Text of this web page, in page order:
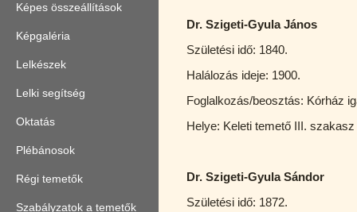
Képes összeállítások
Képgaléria
Lelkészek
Lelki segítség
Oktatás
Plébánosok
Régi temetők
Szabályzatok a temetők
Dr. Szigeti-Gyula János
Születési idő: 1840.
Halálozás ideje: 1900.
Foglalkozás/beosztás: Kórház
Helye: Keleti temető III.
Dr. Szigeti-Gyula Sándor
Születési idő: 1872.